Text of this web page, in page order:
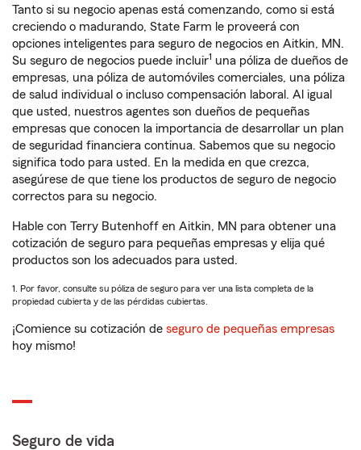
Tanto si su negocio apenas está comenzando, como si está
creciendo o madurando, State Farm le proveerá con
opciones inteligentes para seguro de negocios en Aitkin, MN.
Su seguro de negocios puede incluir1 una póliza de dueños de
empresas, una póliza de automóviles comerciales, una póliza
de salud individual o incluso compensación laboral. Al igual
que usted, nuestros agentes son dueños de pequeñas
empresas que conocen la importancia de desarrollar un plan
de seguridad financiera continua. Sabemos que su negocio
significa todo para usted. En la medida en que crezca,
asegúrese de que tiene los productos de seguro de negocio
correctos para su negocio.
Hable con Terry Butenhoff en Aitkin, MN para obtener una
cotización de seguro para pequeñas empresas y elija qué
productos son los adecuados para usted.
1. Por favor, consulte su póliza de seguro para ver una lista completa de la
propiedad cubierta y de las pérdidas cubiertas.
¡Comience su cotización de seguro de pequeñas empresas
hoy mismo!
Seguro de vida